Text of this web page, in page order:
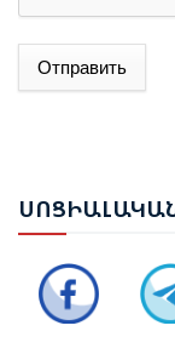
Отправить
ՍՈՑ
ԱԴՐԲԵՋԱՆԻ
ԵՐԵՎԱՆՈՒՄ